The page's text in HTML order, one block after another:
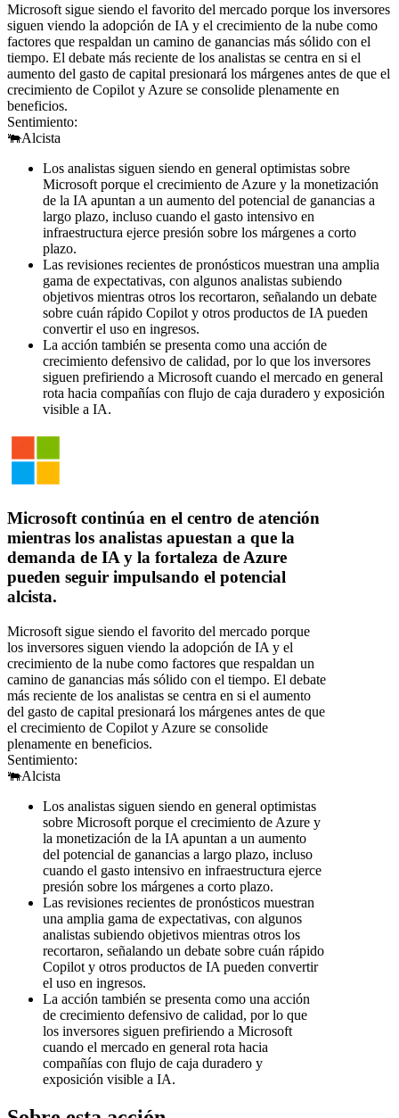
Microsoft sigue siendo el favorito del mercado porque los inversores
siguen viendo la adopción de IA y el crecimiento de la nube como
factores que respaldan un camino de ganancias más sólido con el
tiempo. El debate más reciente de los analistas se centra en si el
aumento del gasto de capital presionará los márgenes antes de que el
crecimiento de Copilot y Azure se consolide plenamente en
beneficios.
Sentimiento:
🐃Alcista
Los analistas siguen siendo en general optimistas sobre
Microsoft porque el crecimiento de Azure y la monetización
de la IA apuntan a un aumento del potencial de ganancias a
largo plazo, incluso cuando el gasto intensivo en
infraestructura ejerce presión sobre los márgenes a corto
plazo.
Las revisiones recientes de pronósticos muestran una amplia
gama de expectativas, con algunos analistas subiendo
objetivos mientras otros los recortaron, señalando un debate
sobre cuán rápido Copilot y otros productos de IA pueden
convertir el uso en ingresos.
La acción también se presenta como una acción de
crecimiento defensivo de calidad, por lo que los inversores
siguen prefiriendo a Microsoft cuando el mercado en general
rota hacia compañías con flujo de caja duradero y exposición
visible a IA.
Microsoft continúa en el centro de atención
mientras los analistas apuestan a que la
demanda de IA y la fortaleza de Azure
pueden seguir impulsando el potencial
alcista.
Microsoft sigue siendo el favorito del mercado porque
los inversores siguen viendo la adopción de IA y el
crecimiento de la nube como factores que respaldan un
camino de ganancias más sólido con el tiempo. El debate
más reciente de los analistas se centra en si el aumento
del gasto de capital presionará los márgenes antes de que
el crecimiento de Copilot y Azure se consolide
plenamente en beneficios.
Sentimiento:
🐃Alcista
Los analistas siguen siendo en general optimistas
sobre Microsoft porque el crecimiento de Azure y
la monetización de la IA apuntan a un aumento
del potencial de ganancias a largo plazo, incluso
cuando el gasto intensivo en infraestructura ejerce
presión sobre los márgenes a corto plazo.
Las revisiones recientes de pronósticos muestran
una amplia gama de expectativas, con algunos
analistas subiendo objetivos mientras otros los
recortaron, señalando un debate sobre cuán rápido
Copilot y otros productos de IA pueden convertir
el uso en ingresos.
La acción también se presenta como una acción
de crecimiento defensivo de calidad, por lo que
los inversores siguen prefiriendo a Microsoft
cuando el mercado en general rota hacia
compañías con flujo de caja duradero y
exposición visible a IA.